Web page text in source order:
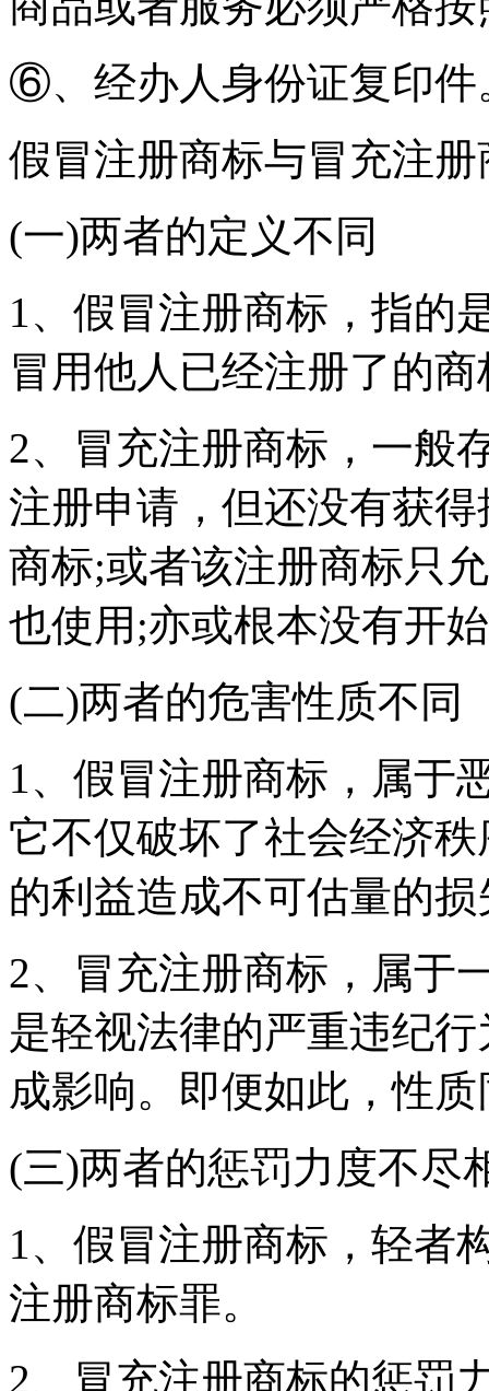
⑥、经办人身份证复印件
假冒注册商标与冒充注
(一)两者的定义不同
1、假冒注册商标，指的
冒用他人已经注册了的商
2、冒充注册商标，一般
注册申请，但还没有获
商标;或者该注册商标只
也使用;亦或根本没有开
(二)两者的危害性质不同
1、假冒注册商标，属于
它不仅破坏了社会经济
的利益造成不可估量的
2、冒充注册商标，属于
是轻视法律的严重违纪
成影响。即便如此，性
(三)两者的惩罚力度不尽
1、假冒注册商标，轻者
注册商标罪。
2、冒充注册商标的惩罚